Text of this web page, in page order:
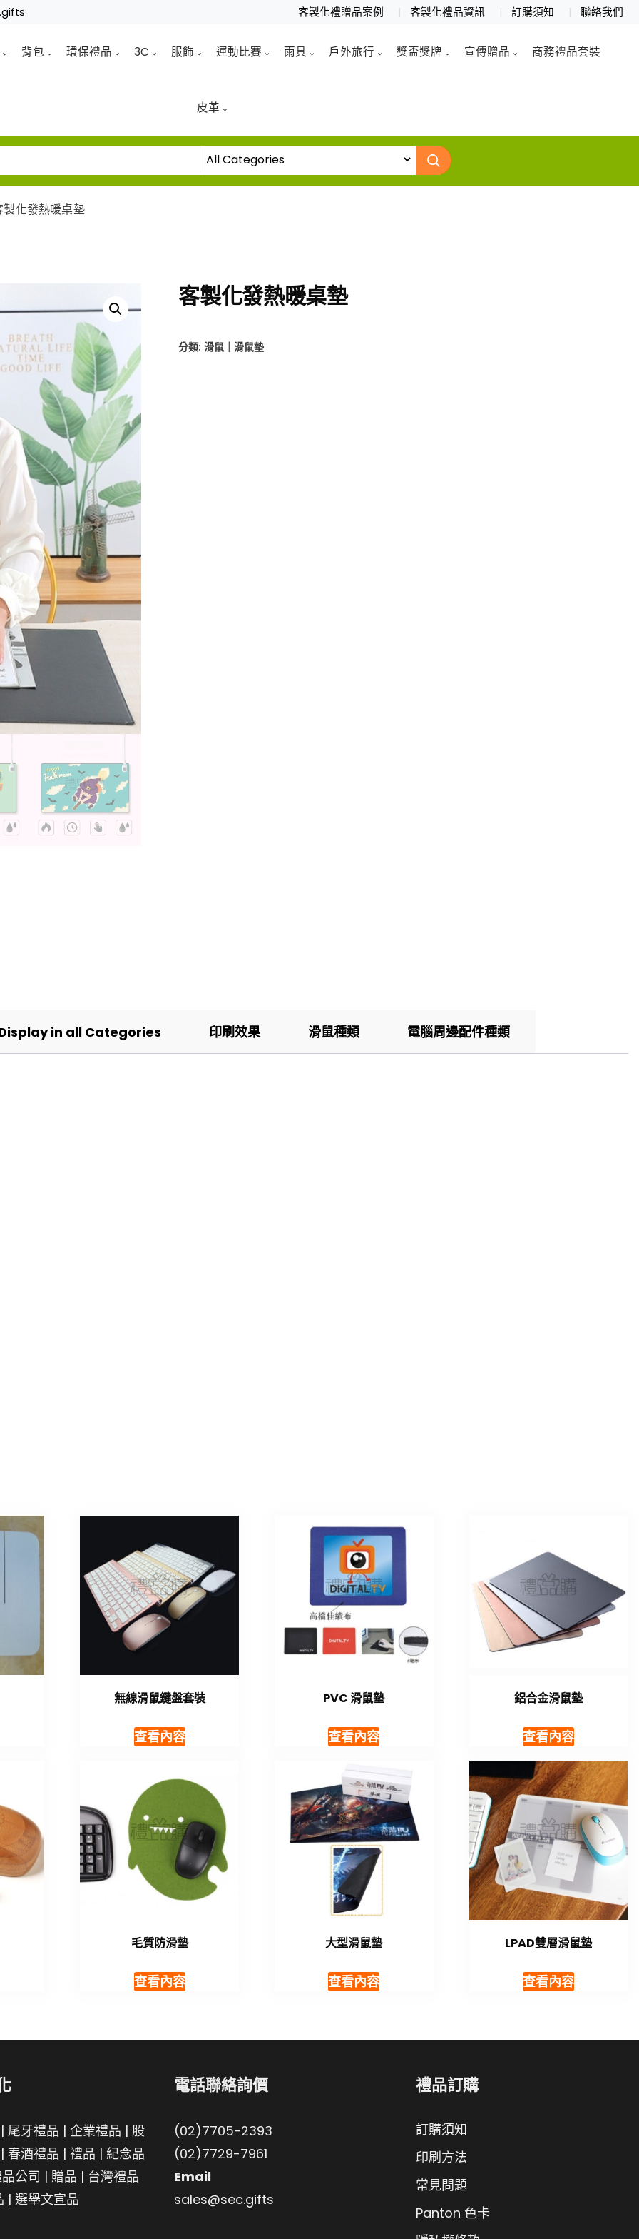
客製化禮贈品案例 客製化禮品資訊 訂購須知 聯絡我們
背包 環保禮品 3C 服飾 運動比賽 雨具 戶外旅行 獎盃獎牌 宣傳贈品 商務禮品套裝
皮革
製化發熱暖桌墊
客製化發熱暖桌墊
分類:滑鼠｜滑鼠墊
in all Categories 印刷效果 滑鼠種類 電腦周邊配件種類
無線滑鼠鍵盤套裝
查看內容
PVC 滑鼠墊
查看內容
鋁合金滑鼠墊
查看內容
毛質防滑墊
查看內容
大型滑鼠墊
查看內容
LPAD雙層滑鼠墊
查看內容
尾牙禮品 | 企業禮品 | 股
春酒禮品 | 禮品 | 紀念品
公司 | 贈品 | 台灣禮品
| 選舉文宣品
電話聯絡詢價
(02)7705-2393
(02)7729-7961
Email
sales@sec.gifts
禮品訂購
訂購須知
印刷方法
常見問題
Panton 色卡